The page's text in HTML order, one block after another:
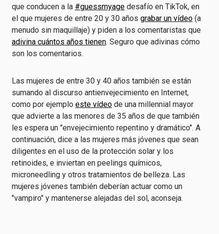
que conducen a la #guessmyage desafío en TikTok, en
el que mujeres de entre 20 y 30 años grabar un vídeo (a
menudo sin maquillaje) y piden a los comentaristas que
adivina cuántos años tienen. Seguro que adivinas cómo
son los comentarios.
Las mujeres de entre 30 y 40 años también se están
sumando al discurso antienvejecimiento en Internet,
como por ejemplo este vídeo de una millennial mayor
que advierte a las menores de 35 años de que también
les espera un "envejecimiento repentino y dramático". A
continuación, dice a las mujeres más jóvenes que sean
diligentes en el uso de la protección solar y los
retinoides, e inviertan en peelings químicos,
microneedling y otros tratamientos de belleza. Las
mujeres jóvenes también deberían actuar como un
"vampiro" y mantenerse alejadas del sol, aconseja.